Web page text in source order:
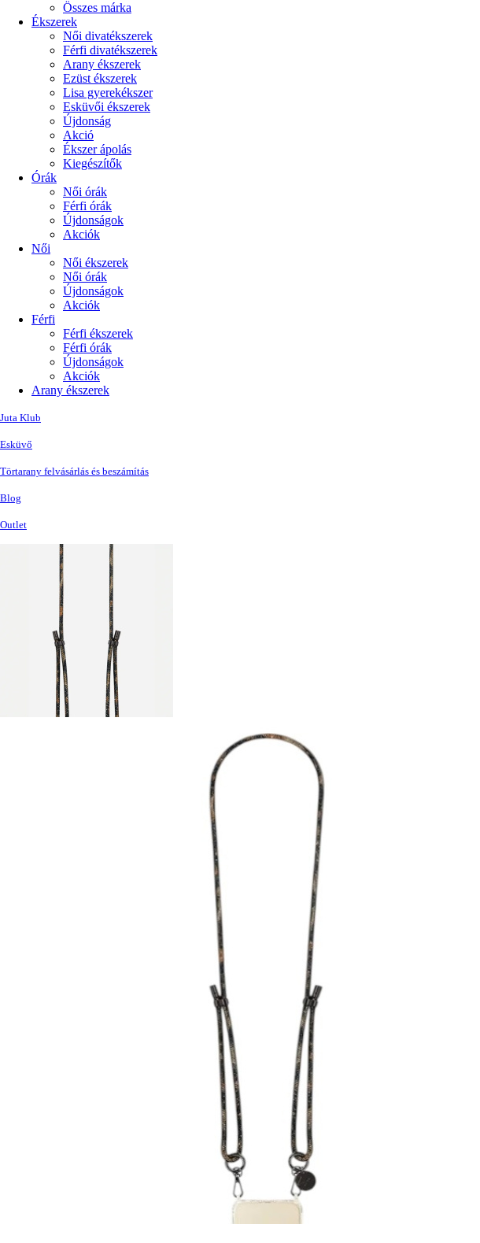
Összes márka
Ékszerek
Női divatékszerek
Férfi divatékszerek
Arany ékszerek
Ezüst ékszerek
Lisa gyerekékszer
Esküvői ékszerek
Újdonság
Akció
Ékszer ápolás
Kiegészítők
Órák
Női órák
Férfi órák
Újdonságok
Akciók
Női
Női ékszerek
Női órák
Újdonságok
Akciók
Férfi
Férfi ékszerek
Férfi órák
Újdonságok
Akciók
Arany ékszerek
Juta Klub
Esküvő
Törtarany felvásárlás és beszámítás
Blog
Outlet